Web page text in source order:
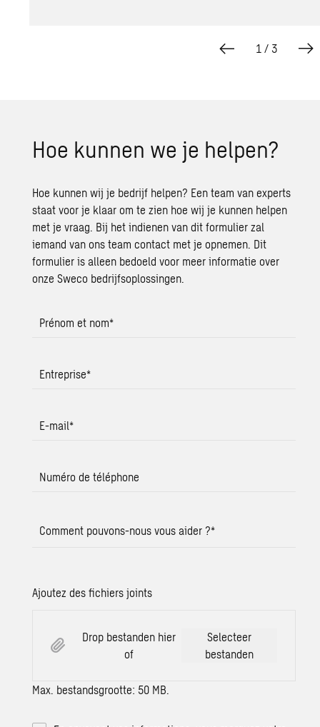
1 / 3
Hoe kun­nen we je hel­pen?
Hoe kunnen wij je bedrijf helpen? Een team van experts
staat voor je klaar om te zien hoe wij je kunnen helpen
met je vraag. Bij het indienen van dit formulier zal
iemand van ons team contact met je opnemen. Dit
formulier is alleen bedoeld voor meer informatie over
onze Sweco bedrijfsoplossingen.
Prénom et nom*
Entreprise*
E-mail*
Numéro de téléphone
Comment pouvons-nous vous aider ?*
Ajoutez des fichiers joints
Drop bestanden hier
of
Selecteer
bestanden
Max. bestandsgrootte: 50 MB.